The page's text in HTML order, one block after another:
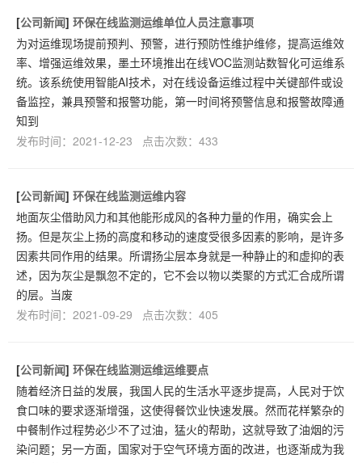
[公司新闻] 环保在线监测运维单位人员注意事项
为对运维现场提前预判、预警，进行预防性维护维修，提高运维效
率、增强运维效果，墨土环境推出在线VOC监测站数智化可运维系
统。该系统使用智能AI技术，对在线设备运维过程中关键部件或设
备监控，兼具预警和报警功能，第一时间将预警信息和报警故障通
知到
发布时间：2021-12-23 点击次数：433
[公司新闻] 环保在线监测运维内容
地面灰尘借助风力和其他能形成风的各种力量的作用，确实会上
扬。但是灰尘上扬的高度和移动的速度受很多因素的影响，是许多
因素共同作用的结果。所谓扬尘层本身就是一种静止的和虚抑的表
述，因为灰尘是飘忽不定的，它不会以物以类聚的方式汇合成所谓
的层。当废
发布时间：2021-09-29 点击次数：405
[公司新闻] 环保在线监测运维运维要点
随着经济日益的发展，我国人民的生活水平逐步提高，人民对于饮
食口味的要求逐渐增强，这使得餐饮业快速发展。然而花样繁杂的
中餐制作过程势必少不了过油，猛火的帮助，这就导致了油烟的污
染问题；另一方面，国家对于空气环境方面的改进，也逐渐成为我